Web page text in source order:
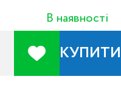
В наявності
КУПИТИ